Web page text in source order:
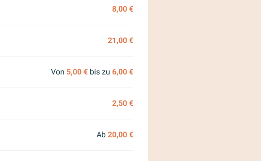
8,00 €
21,00 €
Von 5,00 € bis zu6,00 €
2,50 €
Ab20,00 €